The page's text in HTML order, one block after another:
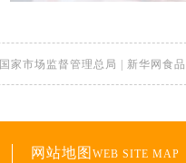
国家市场监督管理总局 新华网食品
网站地图 WEB SITE MAP